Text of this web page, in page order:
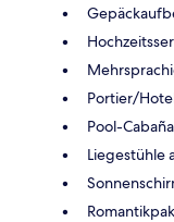
Portier/
Pool-
Liegestühle